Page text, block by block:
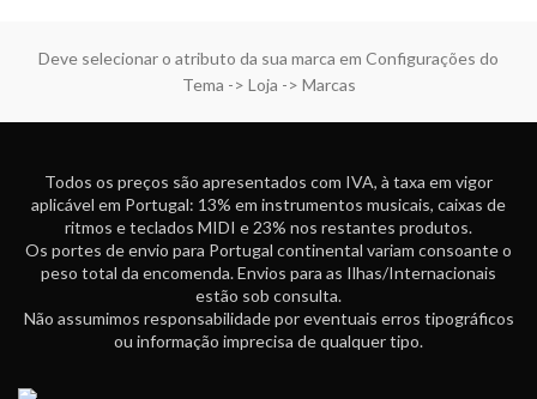
Deve selecionar o atributo da sua marca em Configurações do
Tema -> Loja -> Marcas
Todos os preços são apresentados com IVA, à taxa em vigor
aplicável em Portugal: 13% em instrumentos musicais, caixas de
ritmos e teclados MIDI e 23% nos restantes produtos.
Os portes de envio para Portugal continental variam consoante o
peso total da encomenda. Envios para as Ilhas/Internacionais
estão sob consulta.
Não assumimos responsabilidade por eventuais erros tipográficos
ou informação imprecisa de qualquer tipo.